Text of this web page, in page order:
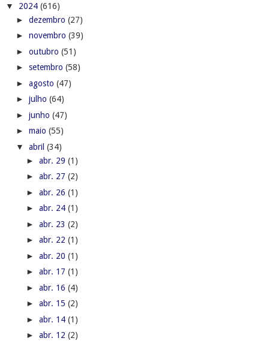
▼ 2024 (616)
► dezembro (27)
► novembro (39)
► outubro (51)
► setembro (58)
► agosto (47)
► julho (64)
► junho (47)
► maio (55)
▼ abril (34)
► abr. 29 (1)
► abr. 27 (2)
► abr. 26 (1)
► abr. 24 (1)
► abr. 23 (2)
► abr. 22 (1)
► abr. 20 (1)
► abr. 17 (1)
► abr. 16 (4)
► abr. 15 (2)
► abr. 14 (1)
► abr. 12 (2)